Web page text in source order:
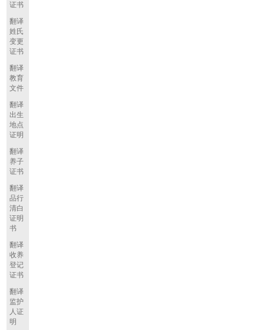
证书
翻译
姓氏
变更
证书
翻译
教育
文件
翻译
出生
地点
证明
翻译
养子
证书
翻译
品行
清白
证明
书
翻译
收养
登记
证书
翻译
监护
人证
明